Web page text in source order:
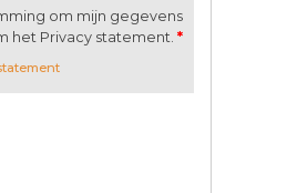
om mijn gegevens
het Privacy statement. *